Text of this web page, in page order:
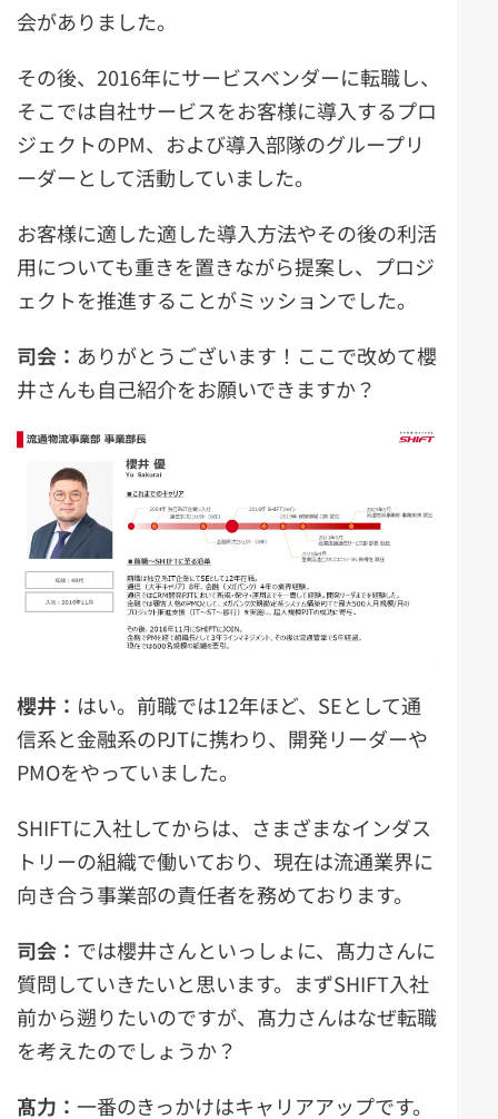
会がありました。
その後、2016年にサービスベンダーに転職し、
そこでは自社サービスをお客様に導入するプロ
ジェクトのPM、および導入部隊のグループリ
ーダーとして活動していました。
お客様に適した適した導入方法やその後の利活
用についても重きを置きながら提案し、プロジ
ェクトを推進することがミッションでした。
司会： ありがとうございます！ここで改めて櫻
井さんも自己紹介をお願いできますか？
櫻井： はい。前職では12年ほど、SEとして通
信系と金融系のPJTに携わり、開発リーダーや
PMOをやっていました。
SHIFTに入社してからは、さまざまなインダス
トリーの組織で働いており、現在は流通業界に
向き合う事業部の責任者を務めております。
司会： では櫻井さんといっしょに、髙力さんに
質問していきたいと思います。まずSHIFT入社
前から遡りたいのですが、髙力さんはなぜ転職
を考えたのでしょうか？
髙力： 一番のきっかけはキャリアアップです。